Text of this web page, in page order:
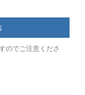
のでご注意くださ